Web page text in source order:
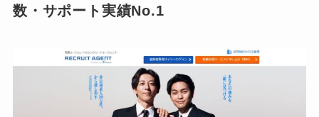
数・サポート実績No.1